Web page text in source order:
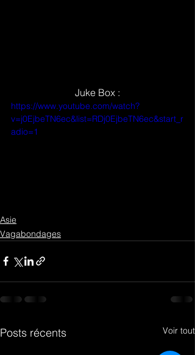
Juke Box :
https://www.youtube.com/watch?
v=j0EjbeTN6ec&list=RDj0EjbeTN6ec&start_r
adio=1
Asie
Vagabondages
Posts récents Voir tout